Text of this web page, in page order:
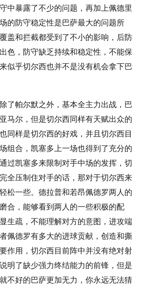
中暴露了不少的问题，再加上佩德里
的防守稳定性是巴萨最大的问题所
盖和拦截都受到了不小的影响，后防
色，防守缺乏持续和稳定性，不能保
似乎切尔西也并不是没有机会拿下巴
了帕尔默之外，基本全主力出战，巴
马尔，但是切尔西同样有天赋出众的
同样是切尔西的好戏，并且切尔西目
组合，凯塞多上一场也得到了充分的
过凯塞多来限制对手中场的发挥，切
全压制住对手的话，那对于切尔西来
松一些。德拉普和若昂佩德罗两人的
合，能够看到两人的一些积极的配
生疏，不能理解对方的意图，进攻端
佩德罗有多大的进球贡献，创造和撕
作用，切尔西目前阵中并没有绝对射
明了缺少强力终结能力的前锋，但是
不好的巴萨更加无力，你永远无法猜